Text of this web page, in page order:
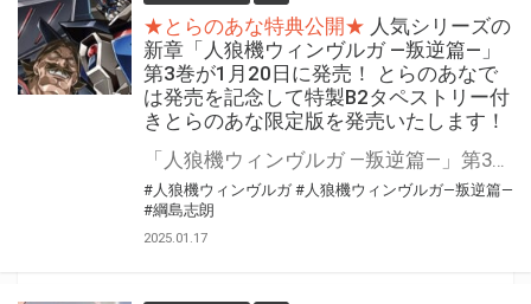
★とらのあな特典公開★ 人気シリーズの
新章「人狼機ウィンヴルガ ―叛逆篇―」
第3巻が1月20日に発売！ とらのあなで
は発売を記念して特製B2タペストリー付
きとらのあな限定版を発売いたします！
#人狼機ウィンヴルガ #人狼機ウィンヴルガ―叛逆篇―
#綱島志朗
2025.01.17